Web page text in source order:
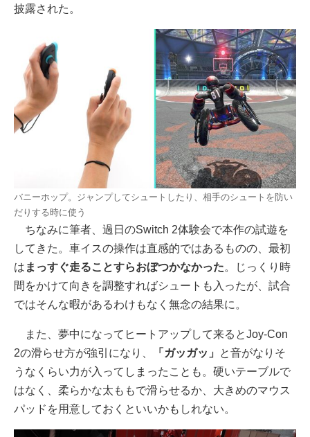
披露された。
バニーホップ。ジャンプしてシュートしたり、相手のシュートを防い
だりする時に使う
ちなみに筆者、過日のSwitch 2体験会で本作の試遊を
してきた。車イスの操作は直感的ではあるものの、最初
は まっすぐ走ることすらおぼつかなかった。じっくり時
間をかけて向きを調整すればシュートも入ったが、試合
ではそんな暇があるわけもなく無念の結果に。
また、夢中になってヒートアップして来るとJoy-Con
2の滑らせ方が強引になり、
「ガッガッ」
と音がなりそ
うなくらい力が入ってしまったことも。硬いテーブルで
はなく、柔らかな太ももで滑らせるか、大きめのマウス
パッドを用意しておくといいかもしれない。